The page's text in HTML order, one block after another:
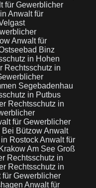
für Gewerblicher
Anwalt für
Anwalt für
Binz
in Hohen
Rechtsschutz in
Segebadenhau
in Putbus
Rechtsschutz in
für Gewerblicher
Bei BützowAnwalt
RostockAnwalt für
Am See Groß
Rechtsschutz in
Rechtsschutz in
für Gewerblicher
Anwalt für